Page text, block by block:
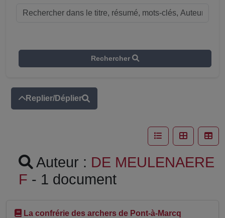
Rechercher
Replier/Déplier
Auteur : DE MEULENAERE
F - 1 document
La confrérie des archers de Pont-à-Marcq